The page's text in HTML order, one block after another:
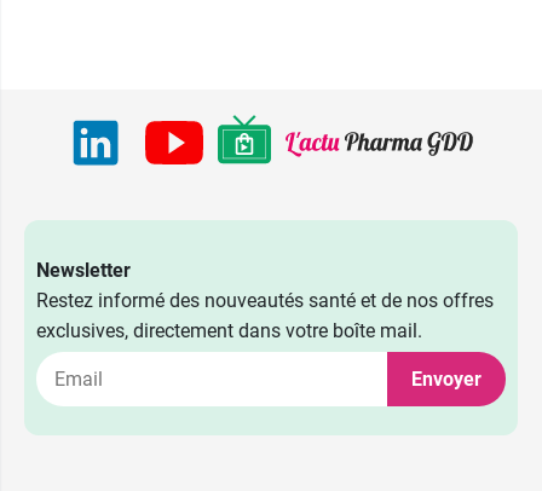
5,69 €
5 ml 6,49 €
Newsletter
Restez informé des nouveautés santé et de nos offres
exclusives, directement dans votre boîte mail.
Envoyer